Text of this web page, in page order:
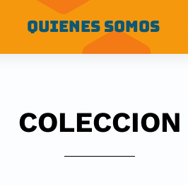
QUIENES SOMOS
COLECCION